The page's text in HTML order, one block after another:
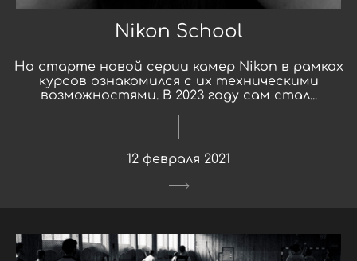
Nikon School
На старте новой серии камер Nikon в рамках
курсов ознакомился с их техническими
возможностями. В 2023 году сам стал...
12 февраля 2021